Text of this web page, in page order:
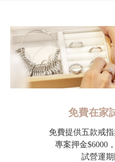
免費在家
免費提供五款戒
專案押金$6000
試營運